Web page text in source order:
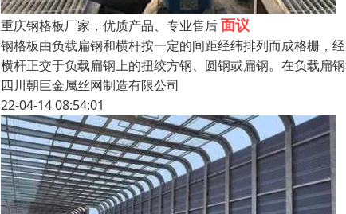
重庆钢格板厂家，优质产品、专业售后面议
钢格板由负载扁钢和横杆按一定的间距经纬排列而成格栅，
横杆正交于负载扁钢上的扭绞方钢、圆钢或扁钢。在负载扁
四川朝巨金属丝网制造有限公司
22-04-14 08:54:01